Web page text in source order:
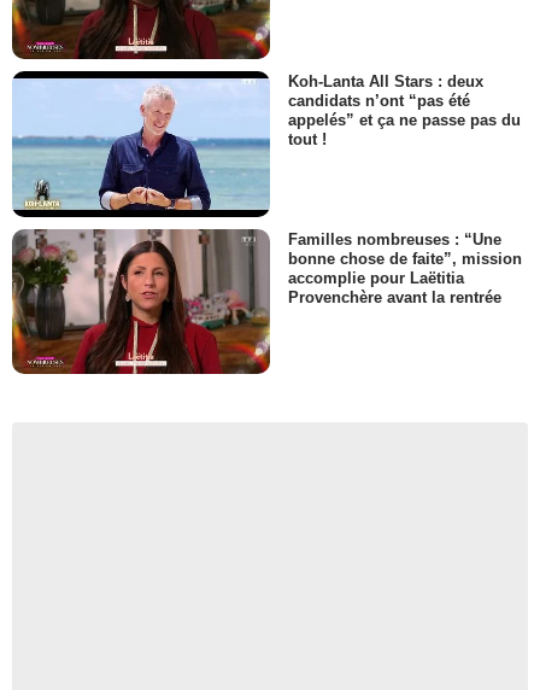
Koh-Lanta All Stars : deux
candidats n’ont “pas été
appelés” et ça ne passe pas du
tout !
Familles nombreuses : “Une
bonne chose de faite”, mission
accomplie pour Laëtitia
Provenchère avant la rentrée